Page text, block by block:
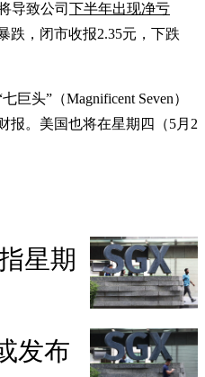
导致公司 下半年出现净亏
跌，闭市收报2.35元，下跌
巨头”（Magnificent Seven）
。美国也将在星期四（5月2
星期
发布